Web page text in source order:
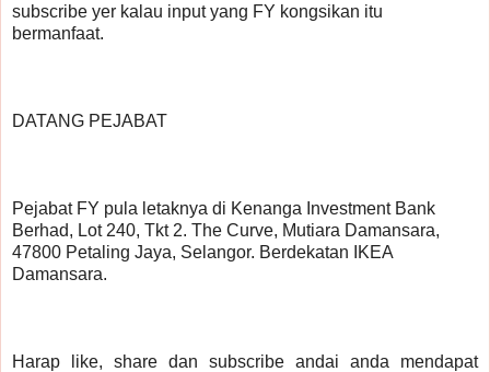
subscribe yer kalau input yang FY kongsikan itu
bermanfaat.
DATANG PEJABAT
Pejabat FY pula letaknya di Kenanga Investment Bank
Berhad, Lot 240, Tkt 2. The Curve, Mutiara Damansara,
47800 Petaling Jaya, Selangor. Berdekatan IKEA
Damansara.
Harap like, share dan subscribe andai anda mendapat